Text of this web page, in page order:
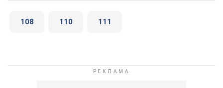
108 110 111